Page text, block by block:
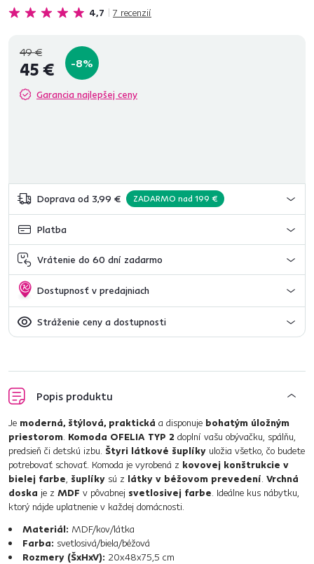
4,7 7 recenzií
izbu. Štyri látkové šuplíky uložia všetko, čo budete p...
49 €
45 € -8%
Garancia najlepšej ceny
Doprava od 3,99 € ZADARMO nad 199 €
Platba
Vrátenie do 60 dní zadarmo
Dostupnosť v predajniach
Stráženie ceny a dostupnosti
Popis produktu
Je moderná, štýlová, praktická a disponuje bohatým úložným
priestorom. Komoda OFELIA TYP 2 doplní vašu obývačku, spálňu,
predsieň či detskú izbu. Štyri látkové šuplíky uložia všetko, čo budete
potrebovať schovať. Komoda je vyrobená z kovovej konštrukcie v
bielej farbe, šuplíky sú z látky v béžovom prevedení. Vrchná
doska je z MDF v pôvabnej svetlosivej farbe. Ideálne kus nábytku,
ktorý nájde uplatnenie v každej domácnosti.
Materiál: MDF/kov/látka
Farba: svetlosivá/biela/béžová
Rozmery (ŠxHxV): 20x48x75,5 cm